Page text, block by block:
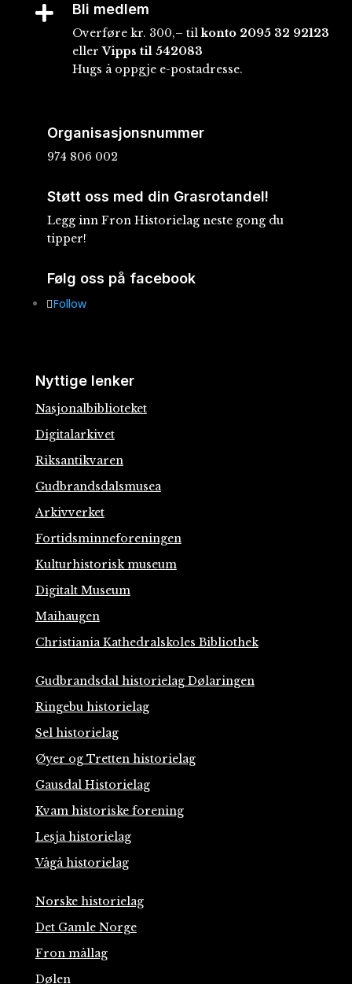
 Bli medlem
Overføre kr. 300,– tilkonto 2095 32 92123
ellerVipps til 542083
Hugs å oppgje e-postadresse.
Organisasjonsnummer
974 806 002
Støtt oss med din Grasrotandel!
Legg inn Fron Historielag neste gong du
tipper!
Følg oss på facebook
Follow
Nyttige lenker
Nasjonalbiblioteket
Digitalarkivet
Riksantikvaren
Gudbrandsdalsmusea
Arkivverket
Fortidsminneforeningen
Kulturhistorisk museum
Digitalt Museum
Maihaugen
Christiania Kathedralskoles Bibliothek
Gudbrandsdal historielag Dølaringen
Ringebu historielag
Sel historielag
Øyer og Tretten historielag
Gausdal Historielag
Kvam historiske forening
Lesja historielag
Vågå historielag
Norske historielag
Det Gamle Norge
Fron mållag
Dølen